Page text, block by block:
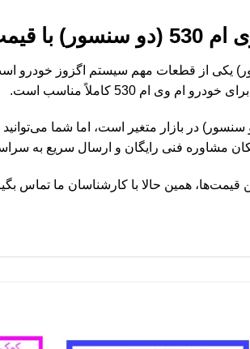
وی ام کارز
ام وی ام 530 (دو سنسور) یکی از قطعات مهم سیستم
ام 530 کاملاً مناسب است.
کاتالیزور بالا ام وی ام 530 (دو سنسور) در بازار متغیر
مشاوره فنی رایگان و ارسال سریع به
قیمت‌ها، همین حالا با کارشناسان ما تماس